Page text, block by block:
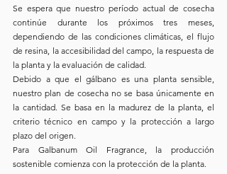
Se espera que nuestro período actual de cosecha
continúe durante los próximos tres meses,
dependiendo de las condiciones climáticas, el flujo
de resina, la accesibilidad del campo, la respuesta de
la planta y la evaluación de calidad.
Debido a que el gálbano es una planta sensible,
nuestro plan de cosecha no se basa únicamente en
la cantidad. Se basa en la madurez de la planta, el
criterio técnico en campo y la protección a largo
plazo del origen.
Para Galbanum Oil Fragrance, la producción
sostenible comienza con la protección de la planta.